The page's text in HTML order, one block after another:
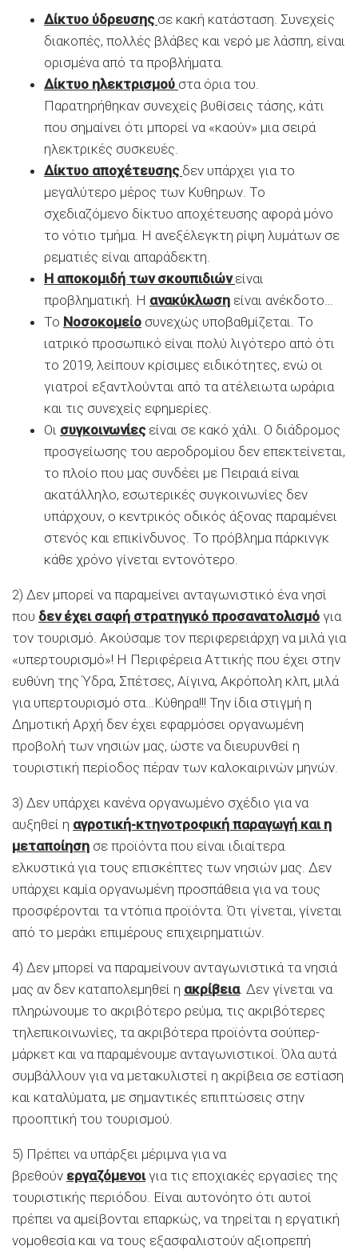
Δίκτυο ύδρευσης σε κακή κατάσταση. Συνεχείς
διακοπές, πολλές βλάβες και νερό με λάσπη, είναι
ορισμένα από τα προβλήματα.
Δίκτυο ηλεκτρισμού στα όρια του.
Παρατηρήθηκαν συνεχείς βυθίσεις τάσης, κάτι
που σημαίνει ότι μπορεί να «καούν» μια σειρά
ηλεκτρικές συσκευές.
Δίκτυο αποχέτευσης δεν υπάρχει για το
μεγαλύτερο μέρος των Κυθηρων. Το
σχεδιαζόμενο δίκτυο αποχέτευσης αφορά μόνο
το νότιο τμήμα. Η ανεξέλεγκτη ρίψη λυμάτων σε
ρεματιές είναι απαράδεκτη.
Η αποκομιδή των σκουπιδιώνείναι
προβληματική. Η ανακύκλωση είναι ανέκδοτο…
Το Νοσοκομείο συνεχώς υποβαθμίζεται. Το
ιατρικό προσωπικό είναι πολύ λιγότερο από ότι
το 2019, λείπουν κρίσιμες ειδικότητες, ενώ οι
γιατροί εξαντλούνται από τα ατέλειωτα ωράρια
και τις συνεχείς εφημερίες.
Οι συγκοινωνίεςείναι σε κακό χάλι. Ο διάδρομος
προσγείωσης του αεροδρομίου δεν επεκτείνεται,
το πλοίο που μας συνδέει με Πειραιά είναι
ακατάλληλο, εσωτερικές συγκοινωνίες δεν
υπάρχουν, ο κεντρικός οδικός άξονας παραμένει
στενός και επικίνδυνος. Το πρόβλημα πάρκινγκ
κάθε χρόνο γίνεται εντονότερο.
2) Δεν μπορεί να παραμείνει ανταγωνιστικό ένα νησί
που δεν έχει σαφή στρατηγικό προσανατολισμό για
τον τουρισμό. Ακούσαμε τον περιφερειάρχη να μιλά για
«υπερτουρισμό»! Η Περιφέρεια Αττικής που έχει στην
ευθύνη της Ύδρα, Σπέτσες, Αίγινα, Ακρόπολη κλπ, μιλά
για υπερτουρισμό στα…Κύθηρα!!! Την ίδια στιγμή η
Δημοτική Αρχή δεν έχει εφαρμόσει οργανωμένη
προβολή των νησιών μας, ώστε να διευρυνθεί η
τουριστική περίοδος πέραν των καλοκαιρινών μηνών.
3) Δεν υπάρχει κανένα οργανωμένο σχέδιο για να
αυξηθεί η αγροτική-κτηνοτροφική παραγωγή και η
μεταποίηση σε προϊόντα που είναι ιδιαίτερα
ελκυστικά για τους επισκέπτες των νησιών μας. Δεν
υπάρχει καμία οργανωμένη προσπάθεια για να τους
προσφέρονται τα ντόπια προϊόντα. Ότι γίνεται, γίνεται
από το μεράκι επιμέρους επιχειρηματιών.
4) Δεν μπορεί να παραμείνουν ανταγωνιστικά τα νησιά
μας αν δεν καταπολεμηθεί η ακρίβεια. Δεν γίνεται να
πληρώνουμε το ακριβότερο ρεύμα, τις ακριβότερες
τηλεπικοινωνίες, τα ακριβότερα προϊόντα σούπερ-
μάρκετ και να παραμένουμε ανταγωνιστικοί. Όλα αυτά
συμβάλλουν για να μετακυλιστεί η ακρίβεια σε εστίαση
και καταλύματα, με σημαντικές επιπτώσεις στην
προοπτική του τουρισμού.
5) Πρέπει να υπάρξει μέριμνα για να
βρεθούν εργαζόμενοιγια τις εποχιακές εργασίες της
τουριστικής περιόδου. Είναι αυτονόητο ότι αυτοί
πρέπει να αμείβονται επαρκώς, να τηρείται η εργατική
νομοθεσία και να τους εξασφαλιστούν αξιοπρεπή